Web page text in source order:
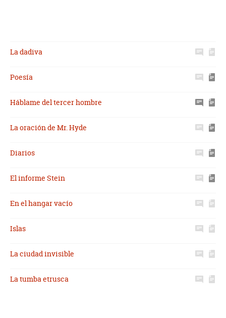
La dadiva
Poesía
Háblame del tercer hombre
La oración de Mr. Hyde
Diarios
El informe Stein
En el hangar vacío
Islas
La ciudad invisible
La tumba etrusca